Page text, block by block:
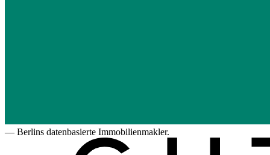
— Berlins datenbasierte Immobilienmakler.